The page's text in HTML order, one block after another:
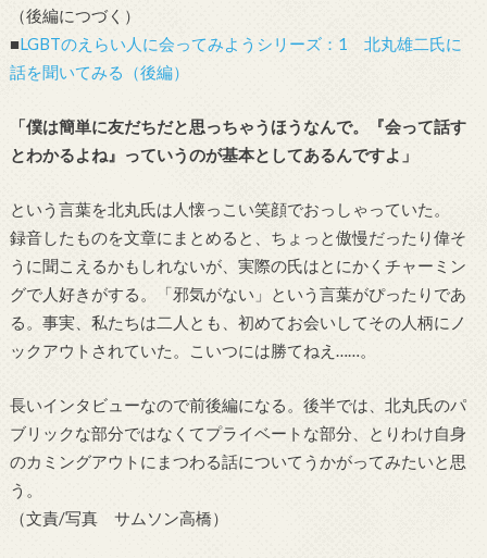
（後編につづく）
■LGBTのえらい人に会ってみようシリーズ：1 北丸雄二氏に
話を聞いてみる（後編）
「僕は簡単に友だちだと思っちゃうほうなんで。『会って話す
とわかるよね』っていうのが基本としてあるんですよ」
という言葉を北丸氏は人懐っこい笑顔でおっしゃっていた。
録音したものを文章にまとめると、ちょっと傲慢だったり偉そ
うに聞こえるかもしれないが、実際の氏はとにかくチャーミン
グで人好きがする。「邪気がない」という言葉がぴったりであ
る。事実、私たちは二人とも、初めてお会いしてその人柄にノ
ックアウトされていた。こいつには勝てねえ ……。
長いインタビューなので前後編になる。後半では、北丸氏のパ
ブリックな部分ではなくてプライベートな部分、とりわけ自身
のカミングアウトにまつわる話についてうかがってみたいと思
う。
（文責/写真 サムソン高橋）